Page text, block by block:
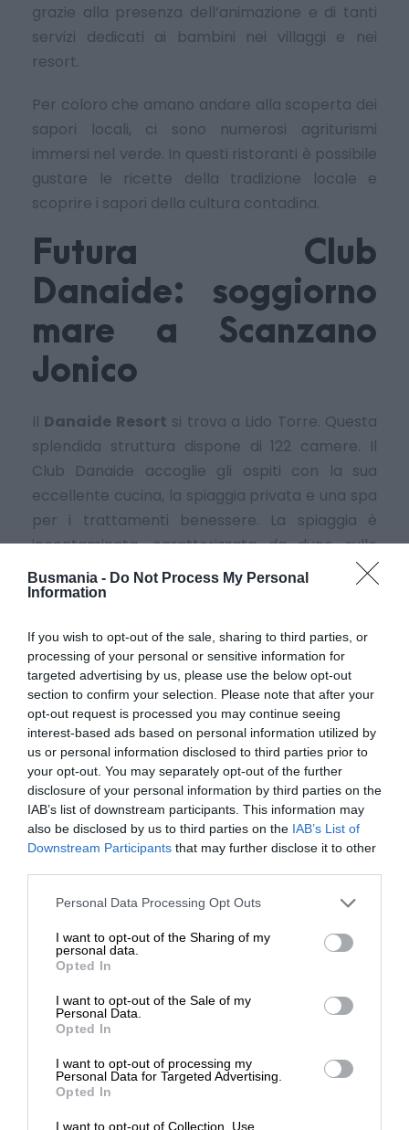
Busmania - Do Not Process My Personal
Information
If you wish to opt-out of the sale, sharing to third parties, or
processing of your personal or sensitive information for
targeted advertising by us, please use the below opt-out
section to confirm your selection. Please note that after your
opt-out request is processed you may continue seeing
interest-based ads based on personal information utilized by
us or personal information disclosed to third parties prior to
your opt-out. You may separately opt-out of the further
disclosure of your personal information by third parties on the
IAB’s list of downstream participants. This information may
also be disclosed by us to third parties on the IAB’s List of
Downstream Participants that may further disclose it to other
Personal Data Processing Opt Outs
I want to opt-out of the Sharing of my
personal data.
Opted In
I want to opt-out of the Sale of my
Personal Data.
Opted In
I want to opt-out of processing my
Personal Data for Targeted Advertising.
Opted In
I want to opt-out of Collection, Use,
grazie alla presenza dell’animazione e di tanti
servizi dedicati ai bambini nei villaggi e nei
resort.
Per coloro che amano andare alla scoperta dei
sapori locali, ci sono numerosi agriturismi
immersi nel verde. In questi ristoranti è possibile
gustare le ricette della tradizione locale e
scoprire i sapori della cultura contadina.
Futura Club
Danaide: soggiorno
mare a Scanzano
Jonico
Il Danaide Resort si trova a Lido Torre. Questa
splendida struttura dispone di 122 camere. Il
Club Danaide accoglie gli ospiti con la sua
eccellente cucina, la spiaggia privata e una spa
per i trattamenti benessere. La spiaggia è
incontaminata, caratterizzata da dune sulle
quali cresce una rigogliosa flora mediterranea.
dove si trovano i servizi e parte delle camere e
da una serie di edifici più piccoli.
Il ristorante è à la carte e climatizzato. Tutte le
122 camere hanno aria condizionata, balcone o
patio, frigorifero, cassaforte, telefono e tv a led.
Ogni bagno è fornito di asciugacapelli. Gli ospiti
del Futura Club Danaidepossono usufruire di
vasca idromassaggio, wi-fi gratuito e una
bellissima piscina all’aperto da ben 1.800 metri
quadri. Il personale della reception fornisce
assistenza per la custodia di oggetti di valore,
Servizi del
Danaide a Scanzano
Jonico
Presso la struttura è disponibile un efficiente
servizio lavanderia. Inoltre puoi fare numerosi